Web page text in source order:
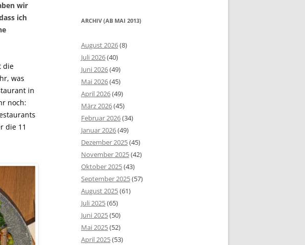
wir
ich
die
was
in
noch:
die 11
ARCHIV (AB MAI 2013)
August 2026(8)
Juli 2026(40)
Juni 2026(49)
Mai 2026(45)
April 2026(49)
März 2026(45)
Februar 2026(34)
Januar 2026(49)
Dezember 2025(45)
November 2025(42)
Oktober 2025(43)
September 2025(57)
August 2025(61)
Juli 2025(65)
Juni 2025(50)
Mai 2025(52)
April 2025(53)